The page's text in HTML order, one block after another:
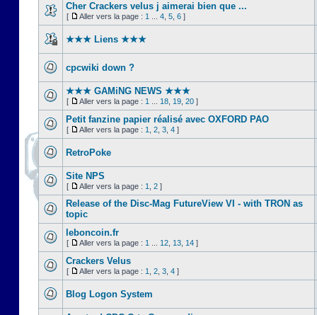
Cher Crackers velus j aimerai bien que ...
[ Aller vers la page : 1 4 5 6 ]
★★★ Liens ★★★
cpcwiki down ?
★★★ GAMiNG NEWS ★★★
[ Aller vers la page : 1 18 19 20 ]
Petit fanzine papier réalisé avec OXFORD PAO
[ Aller vers la page : 1 2 3 4 ]
RetroPoke
Site NPS
[ Aller vers la page : 1 2 ]
Release of the Disc-Mag FutureView VI - with TRON as
topic
leboncoin.fr
[ Aller vers la page : 1 12 13 14 ]
Crackers Velus
[ Aller vers la page : 1 2 3 4 ]
Blog Logon System